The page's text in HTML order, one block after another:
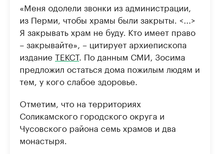
«Меня одолели звонки из администрации,
из Перми, чтобы храмы были закрыты. <...>
Я закрывать храм не буду. Кто имеет право
– закрывайте», – цитирует архиепископа
издание ТЕКСТ. По данным СМИ, Зосима
предложил остаться дома пожилым людям и
тем, у кого слабое здоровье.
Отметим, что на территориях
Соликамского городского округа и
Чусовского района семь храмов и два
монастыря.